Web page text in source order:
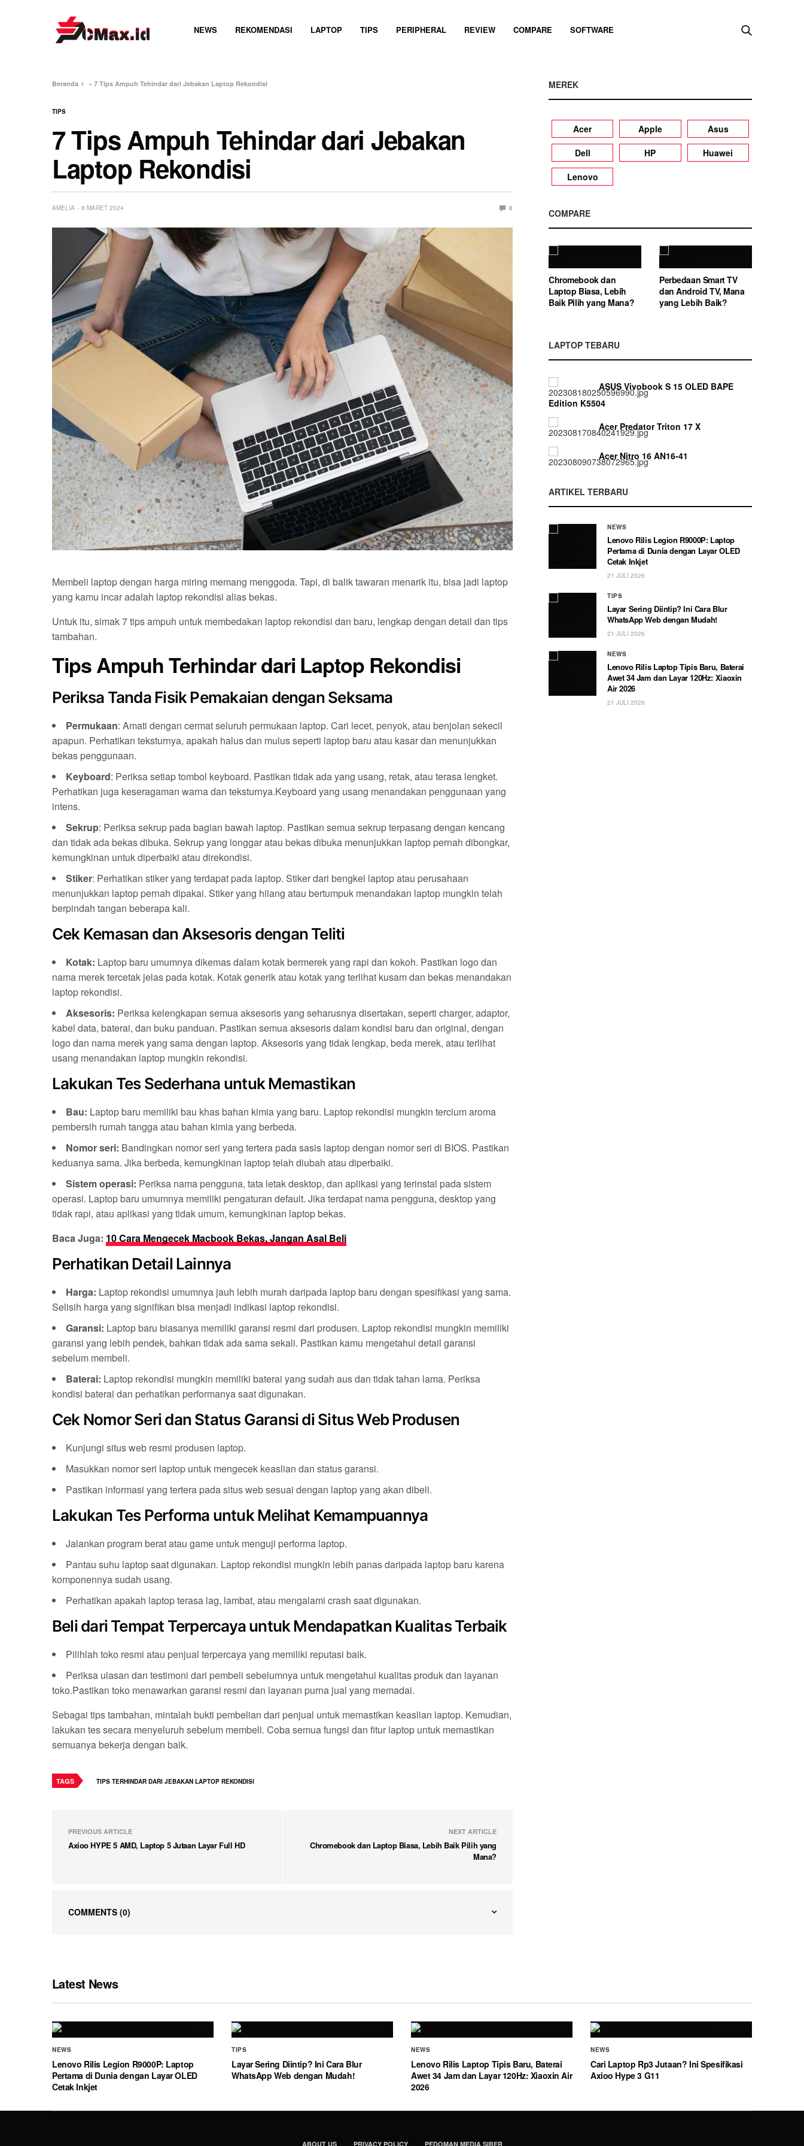
NEWS REKOMENDASI LAPTOP TIPS PERIPHERAL REVIEW COMPARE SOFTWARE
Beranda »7 Tips Ampuh Tehindar dari Jebakan Laptop Rekondisi
TIPS
7 Tips Ampuh Tehindar dari Jebakan
Laptop Rekondisi
AMELIA 8 MARET 2024 0
Membeli laptop dengan harga miring memang menggoda. Tapi, di balik tawaran menarik itu, bisa jadi laptop
yang kamu incar adalah laptop rekondisi alias bekas.
Untuk itu, simak 7 tips ampuh untuk membedakan laptop rekondisi dan baru, lengkap dengan detail dan tips
tambahan.
Tips Ampuh Terhindar dari Laptop Rekondisi
Periksa Tanda Fisik Pemakaian dengan Seksama
Permukaan: Amati dengan cermat seluruh permukaan laptop. Cari lecet, penyok, atau benjolan sekecil
apapun. Perhatikan teksturnya, apakah halus dan mulus seperti laptop baru atau kasar dan menunjukkan
bekas penggunaan.
Keyboard: Periksa setiap tombol keyboard. Pastikan tidak ada yang usang, retak, atau terasa lengket.
Perhatikan juga keseragaman warna dan teksturnya.Keyboard yang usang menandakan penggunaan yang
intens.
Sekrup: Periksa sekrup pada bagian bawah laptop. Pastikan semua sekrup terpasang dengan kencang
dan tidak ada bekas dibuka. Sekrup yang longgar atau bekas dibuka menunjukkan laptop pernah dibongkar,
kemungkinan untuk diperbaiki atau direkondisi.
Stiker: Perhatikan stiker yang terdapat pada laptop. Stiker dari bengkel laptop atau perusahaan
menunjukkan laptop pernah dipakai. Stiker yang hilang atau bertumpuk menandakan laptop mungkin telah
berpindah tangan beberapa kali.
Cek Kemasan dan Aksesoris dengan Teliti
Kotak: Laptop baru umumnya dikemas dalam kotak bermerek yang rapi dan kokoh. Pastikan logo dan
nama merek tercetak jelas pada kotak. Kotak generik atau kotak yang terlihat kusam dan bekas menandakan
laptop rekondisi.
Aksesoris: Periksa kelengkapan semua aksesoris yang seharusnya disertakan, seperti charger, adaptor,
kabel data, baterai, dan buku panduan. Pastikan semua aksesoris dalam kondisi baru dan original, dengan
logo dan nama merek yang sama dengan laptop. Aksesoris yang tidak lengkap, beda merek, atau terlihat
usang menandakan laptop mungkin rekondisi.
Lakukan Tes Sederhana untuk Memastikan
Bau: Laptop baru memiliki bau khas bahan kimia yang baru. Laptop rekondisi mungkin tercium aroma
pembersih rumah tangga atau bahan kimia yang berbeda.
Nomor seri: Bandingkan nomor seri yang tertera pada sasis laptop dengan nomor seri di BIOS. Pastikan
keduanya sama. Jika berbeda, kemungkinan laptop telah diubah atau diperbaiki.
Sistem operasi: Periksa nama pengguna, tata letak desktop, dan aplikasi yang terinstal pada sistem
operasi. Laptop baru umumnya memiliki pengaturan default. Jika terdapat nama pengguna, desktop yang
tidak rapi, atau aplikasi yang tidak umum, kemungkinan laptop bekas.
Baca Juga: 10 Cara Mengecek Macbook Bekas, Jangan Asal Beli
Perhatikan Detail Lainnya
Harga: Laptop rekondisi umumnya jauh lebih murah daripada laptop baru dengan spesifikasi yang sama.
Selisih harga yang signifikan bisa menjadi indikasi laptop rekondisi.
Garansi: Laptop baru biasanya memiliki garansi resmi dari produsen. Laptop rekondisi mungkin memiliki
garansi yang lebih pendek, bahkan tidak ada sama sekali. Pastikan kamu mengetahui detail garansi
sebelum membeli.
Baterai: Laptop rekondisi mungkin memiliki baterai yang sudah aus dan tidak tahan lama. Periksa
kondisi baterai dan perhatikan performanya saat digunakan.
Cek Nomor Seri dan Status Garansi di Situs Web Produsen
Kunjungi situs web resmi produsen laptop.
Masukkan nomor seri laptop untuk mengecek keaslian dan status garansi.
Pastikan informasi yang tertera pada situs web sesuai dengan laptop yang akan dibeli.
Lakukan Tes Performa untuk Melihat Kemampuannya
Jalankan program berat atau game untuk menguji performa laptop.
Pantau suhu laptop saat digunakan. Laptop rekondisi mungkin lebih panas daripada laptop baru karena
komponennya sudah usang.
Perhatikan apakah laptop terasa lag, lambat, atau mengalami crash saat digunakan.
Beli dari Tempat Terpercaya untuk Mendapatkan Kualitas Terbaik
Pilihlah toko resmi atau penjual terpercaya yang memiliki reputasi baik.
Periksa ulasan dan testimoni dari pembeli sebelumnya untuk mengetahui kualitas produk dan layanan
toko.Pastikan toko menawarkan garansi resmi dan layanan purna jual yang memadai.
Sebagai tips tambahan, mintalah bukti pembelian dari penjual untuk memastikan keaslian laptop. Kemudian,
lakukan tes secara menyeluruh sebelum membeli. Coba semua fungsi dan fitur laptop untuk memastikan
semuanya bekerja dengan baik.
TAGS TIPS TERHINDAR DARI JEBAKAN LAPTOP REKONDISI
PREVIOUS ARTICLE
Axioo HYPE 5 AMD, Laptop 5 Jutaan Layar Full HD
NEXT ARTICLE
Chromebook dan Laptop Biasa, Lebih Baik Pilih yang
Mana?
COMMENTS (0)
MEREK
Acer Apple
Asus
Dell
HP
Huawei
Lenovo
COMPARE
Chromebook dan
Laptop Biasa, Lebih
Baik Pilih yang Mana?
Perbedaan Smart TV
dan Android TV, Mana
yang Lebih Baik?
LAPTOP TEBARU
ASUS Vivobook S 15 OLED BAPE
Edition K5504
Acer Predator Triton 17 X
Acer Nitro 16 AN16-41
ARTIKEL TERBARU
NEWS
Lenovo Rilis Legion R9000P: Laptop
Pertama di Dunia dengan Layar OLED
Cetak Inkjet
21 JULI 2026
TIPS
Layar Sering Diintip? Ini Cara Blur
WhatsApp Web dengan Mudah!
21 JULI 2026
NEWS
Lenovo Rilis Laptop Tipis Baru, Baterai
Awet 34 Jam dan Layar 120Hz: Xiaoxin
Air 2026
21 JULI 2026
Latest News
NEWS
Lenovo Rilis Legion R9000P: Laptop
Pertama di Dunia dengan Layar OLED
Cetak Inkjet
TIPS
Layar Sering Diintip? Ini Cara Blur
WhatsApp Web dengan Mudah!
NEWS
Lenovo Rilis Laptop Tipis Baru, Baterai
Awet 34 Jam dan Layar 120Hz: Xiaoxin Air
2026
NEWS
Cari Laptop Rp3 Jutaan? Ini Spesifikasi
Axioo Hype 3 G11
ABOUT US PRIVACY POLICY PEDOMAN MEDIA SIBER